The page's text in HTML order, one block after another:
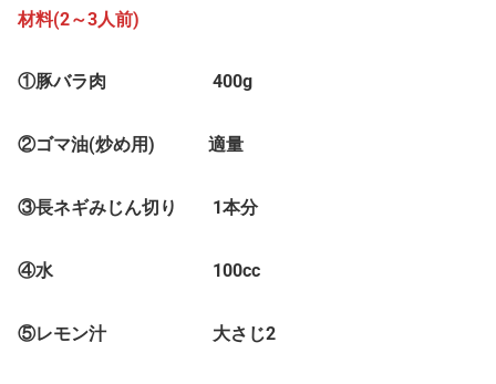
材料(2～3人前)
①豚バラ肉 400g
②ゴマ油(炒め用) 適量
③長ネギみじん切り 1本分
④水 100cc
⑤レモン汁 大さじ2